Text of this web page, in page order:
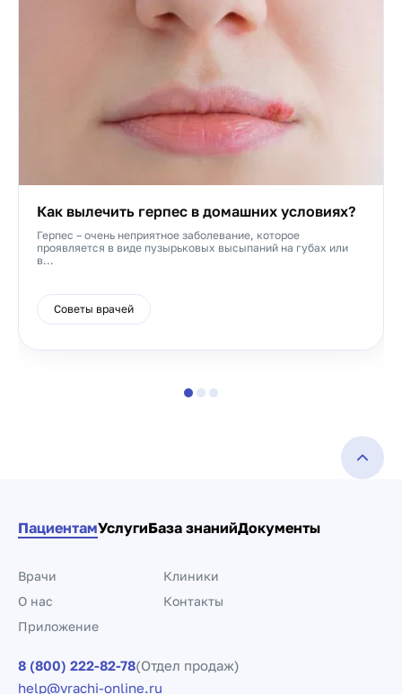
Как вылечить герпес в домашних условиях?
Герпес – очень неприятное заболевание, которое
проявляется в виде пузырьковых высыпаний на губах или
в...
Советы врачей
ПациентамУслугиБаза знанийДокументы
Врачи
Клиники
О нас
Контакты
Приложение
8 (800) 222-82-78(Отдел продаж)
help@vrachi-online.ru